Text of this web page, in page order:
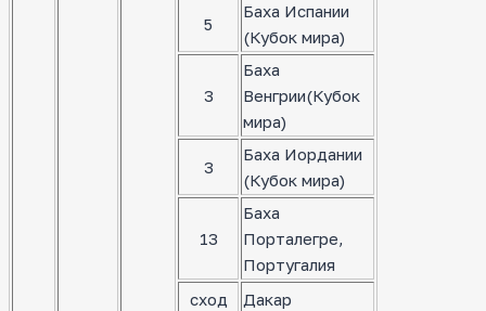
5
Баха Испании
(Кубок мира)
3
Баха
Венгрии(Кубок
мира)
3
Баха Иордании
(Кубок мира)
13
Баха
Порталегре,
Португалия
сход
Дакар